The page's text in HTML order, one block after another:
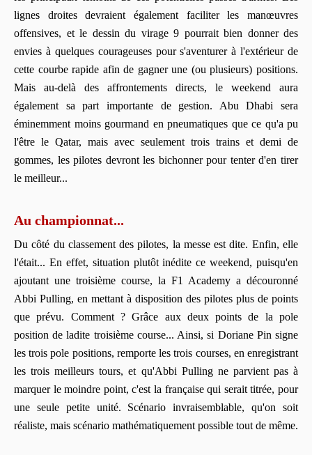
lignes droites devraient également faciliter les manœuvres
offensives, et le dessin du virage 9 pourrait bien donner des
envies à quelques courageuses pour s'aventurer à l'extérieur de
cette courbe rapide afin de gagner une (ou plusieurs) positions.
Mais au-delà des affrontements directs, le weekend aura
également sa part importante de gestion. Abu Dhabi sera
éminemment moins gourmand en pneumatiques que ce qu'a pu
l'être le Qatar, mais avec seulement trois trains et demi de
gommes, les pilotes devront les bichonner pour tenter d'en tirer
le meilleur...
Au championnat...
Du côté du classement des pilotes, la messe est dite. Enfin, elle
l'était... En effet, situation plutôt inédite ce weekend, puisqu'en
ajoutant une troisième course, la F1 Academy a découronné
Abbi Pulling, en mettant à disposition des pilotes plus de points
que prévu. Comment ? Grâce aux deux points de la pole
position de ladite troisième course... Ainsi, si Doriane Pin signe
les trois pole positions, remporte les trois courses, en enregistrant
les trois meilleurs tours, et qu'Abbi Pulling ne parvient pas à
marquer le moindre point, c'est la française qui serait titrée, pour
une seule petite unité. Scénario invraisemblable, qu'on soit
réaliste, mais scénario mathématiquement possible tout de même.